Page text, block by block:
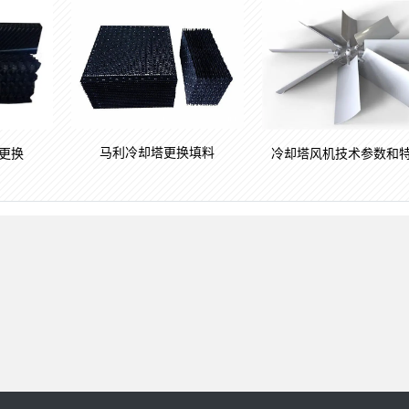
换 马利冷却塔更换填料 冷却塔风机技术参数和